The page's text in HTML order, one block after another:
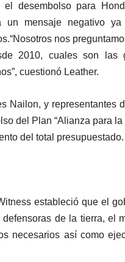
desembolso para
un mensaje negativo
nos
2010, cuales son las
cuestionó Leather.
Nailon, y representantes
del Plan “Alianza para
del total presupuestado.
estableció que el
de la tierra, el
necesarios así como